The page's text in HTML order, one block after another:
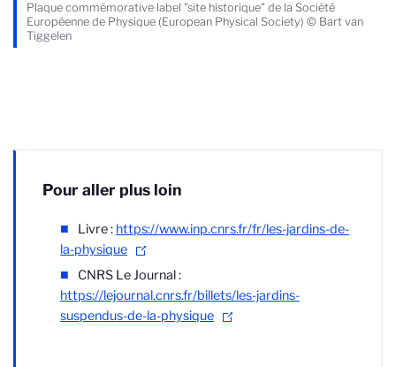
Plaque commémorative label "site historique" de la Société
Européenne de Physique (European Physical Society) © Bart van
Tiggelen
Pour aller plus loin
Livre : https://www.inp.cnrs.fr/fr/les-jardins-de-
la-physique
CNRS Le Journal :
https://lejournal.cnrs.fr/billets/les-jardins-
suspendus-de-la-physique